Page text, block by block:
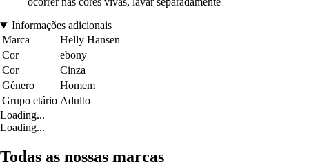
Informações adicionais
Marca
Helly Hansen
Cor
ebony
Cor
Cinza
Género
Homem
Grupo etário Adulto
Loading...
Loading...
Todas as nossas marcas